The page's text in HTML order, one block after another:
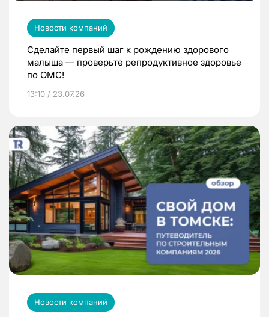
Новости компаний
Сделайте первый шаг к рождению здорового
малыша — проверьте репродуктивное здоровье
по ОМС!
13:10 / 23.07.26
Новости компаний